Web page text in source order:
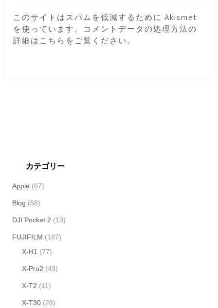
このサイトはスパムを低減するために Akismet
を使っています。 コメントデータの処理方法の
詳細はこちらをご覧ください。
カテゴリー
Apple (67)
Blog (58)
DJI Pocket 2 (13)
FUJIFILM (187)
X-H1 (77)
X-Pro2 (43)
X-T2 (11)
X-T30 (28)